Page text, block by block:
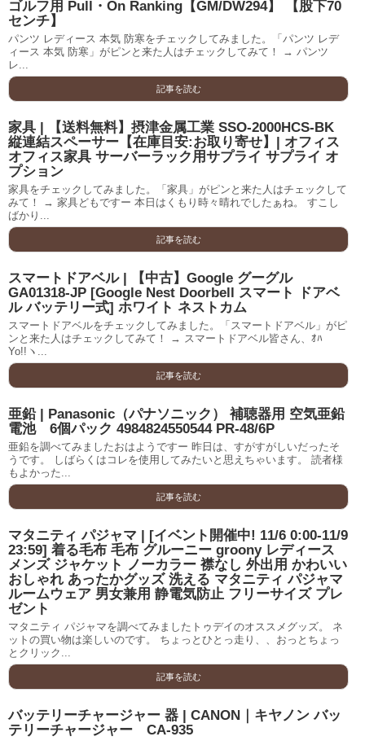
ゴルフ用 Pull・On Ranking【GM/DW294】 【股下70
センチ】
パンツ レディース 本気 防寒をチェックしてみました。「パンツ レデ
ィース 本気 防寒」がピンと来た人はチェックしてみて！ → パンツ
レ...
記事を読む
家具 | 【送料無料】摂津金属工業 SSO-2000HCS-BK
縦連結スペーサー【在庫目安:お取り寄せ】| オフィス
オフィス家具 サーバーラック用サプライ サプライ オ
プション
家具をチェックしてみました。「家具」がピンと来た人はチェックして
みて！ → 家具どもですー 本日はくもり時々晴れでしたぁね。 すこし
ばかり...
記事を読む
スマートドアベル | 【中古】Google グーグル
GA01318-JP [Google Nest Doorbell スマート ドアベ
ル バッテリー式] ホワイト ネストカム
スマートドアベルをチェックしてみました。「スマートドアベル」がピ
ンと来た人はチェックしてみて！ → スマートドアベル皆さん、ｵﾊ
Yo!!ヽ...
記事を読む
亜鉛 | Panasonic（パナソニック） 補聴器用 空気亜鉛
電池 6個パック 4984824550544 PR-48/6P
亜鉛を調べてみましたおはようですー 昨日は、すがすがしいだったそ
うです。 しばらくはコレを使用してみたいと思えちゃいます。 読者様
もよかった...
記事を読む
マタニティ パジャマ | [イベント開催中! 11/6 0:00-11/9
23:59] 着る毛布 毛布 グルーニー groony レディース
メンズ ジャケット ノーカラー 襟なし 外出用 かわいい
おしゃれ あったかグッズ 洗える マタニティ パジャマ
ルームウェア 男女兼用 静電気防止 フリーサイズ プレ
ゼント
マタニティ パジャマを調べてみましたトゥデイのオススメグッズ。 ネ
ットの買い物は楽しいのです。 ちょっとひとっ走り、、おっとちょっ
とクリック...
記事を読む
バッテリーチャージャー 器 | CANON｜キヤノン バッ
テリーチャージャー CA-935